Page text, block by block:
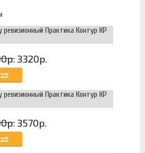
Практика Контур КР
3320р.
Практика Контур КР
3570р.